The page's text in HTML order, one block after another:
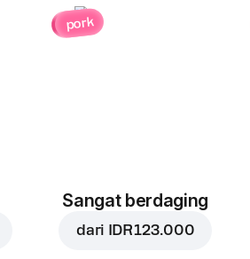
pork
Sangat berdaging
dari IDR 123.000